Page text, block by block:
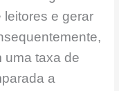
leitores e gerar
uma taxa de
a